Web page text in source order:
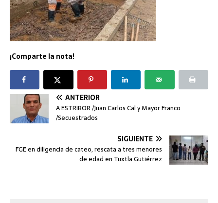
¡Comparte la nota!
ANTERIOR
A ESTRIBOR /Juan Carlos Cal y Mayor Franco
/Secuestrados
SIGUIENTE
FGE en diligencia de cateo, rescata a tres menores
de edad en Tuxtla Gutiérrez